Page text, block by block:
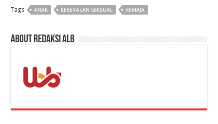
Tags ANAK KEKERASAN SEKSUAL REMAJA
About Redaksi ALB